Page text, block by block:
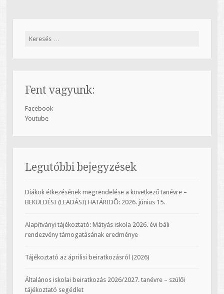
Keresés:
Fent vagyunk:
Facebook
Youtube
Legutóbbi bejegyzések
Diákok étkezésének megrendelése a következő tanévre –
BEKÜLDÉSI (LEADÁSI) HATÁRIDŐ: 2026. június 15.
Alapítványi tájékoztató: Mátyás iskola 2026. évi báli
rendezvény támogatásának eredménye
Tájékoztató az áprilisi beiratkozásról (2026)
Általános iskolai beiratkozás 2026/2027. tanévre – szülői
tájékoztató segédlet